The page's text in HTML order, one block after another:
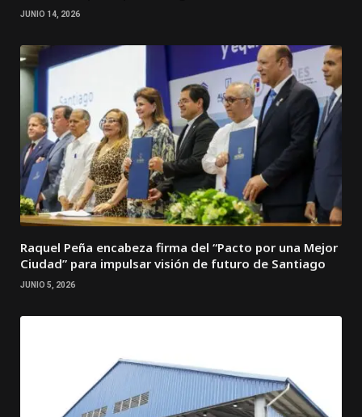
JUNIO 14, 2026
Raquel Peña encabeza firma del “Pacto por una Mejor
Ciudad” para impulsar visión de futuro de Santiago
JUNIO 5, 2026